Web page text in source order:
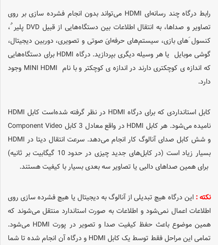
رابط درگاه چند رسانه‌ای HDMI می‌تواند بدون انجام فشرده سازی بر روی
تصاویر و صداها، به انتقال اطلاعات بین دستگاه‌هایی از قبیل DVD پلیر ٌ،
کنسول‌ َهای بازی، سیستم‌های حرفه‌ایَ صوتی و تصویری، دوربین دیجیتال،
گوشی موبایل یا هر وسیله دیگری بپردازید. درگاه HDMI برای دستگاه‌هایی
که اندازه ی کوچکتری دارند در اندازه ی کوچکتر و با نام MINI HDMI وجود
دارد.
کابل استانداردی که برای درگاه HDMI در نظر گرفته شده‌است کابل HDMI
نامیده می‌شود. هر کابل HDMI در واقع معادل 3 کابل Component Video
و شش کابل صدای آنالوگ کار انجام می‌دهد. سرعت انتقال دیتا در HDMI
بسیار زیاد است (در کابل‌های جدید چیزی در حدود 10 گیگابیت بر ثانیه)
برای همین صداهای دالبی یا تصاویر سه بعدی بسیار با کیفیت هستند.
نکته‌ : این درگاه هیچ تبدیلی از آنالوگ به دیجیتال یا هیچ فشرده ‌سازی روی
اطلاعات اعمال نمی‌شود و اطلاعات به صورت استاندارد منتقل می‌شوند که
همین موضوع باعث حفظ کیفیت صدا و تصویر در پورت HDMI می‌شود.
تمامی این مراحل فقط توسط یک کابل HDMI و درگاه آن انجام شده تا شما